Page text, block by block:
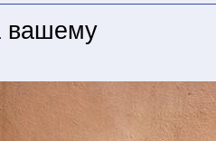
вашему